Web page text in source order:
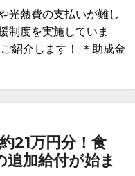
光熱費の支払いが難し
制度を実施していま
紹介します！ ＊助成金
21万円分！食
追加給付が始ま